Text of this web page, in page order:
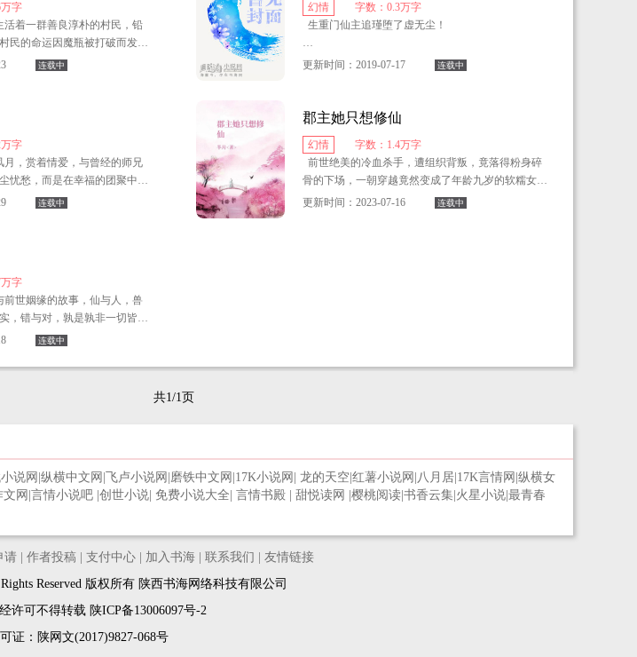
所以她拒绝了青梅竹马的玄月
的爱她更是当做了一种玩笑，
拥有了一个天才儿子，小娃娃
后一辈子。
幸福甜蜜的生活下去，殊不知
暗中筹谋着一场更大的战
世，万人之上妖皇归来。
鬼界正主回归。
了一步。”
了哪一步？”
字
活着一群善良淳朴的村民，铅
民的命运因魔瓶被打破而发生
，河水变黑，灾难降临，为拯
得对抗邪恶的力量。然而，蝴
千狼山以及杀手堡等敌人的威
战斗，互有胜负，伤亡惨重。
连载中
幻情
字数：0.3万字
生重门仙主追瑾堕了虚无尘！
承屹君不甘心，他和追瑾斗了几百年，还未有个结
折断龙根，耗损百年修为，三千青丝顷刻雪白，他
他做了一切，回来的不是那个高傲强势的追瑾，只
是什么也不记得，什么也不会的阿瑾……
更新时间：2019-07-17 连载中
字
月，赏着情爱，与曾经的师兄
忧愁，而是在幸福的团聚中，
的意义，在若何？
情节，去打开人们日常的发
的人物出场，收获得更多人生
象。我所爱的人，他们应该更
连载中
郡主她只想修仙
幻情
字数：1.4万字
前世绝美的冷血杀手，遭组织背叛，竟落得粉身碎
骨的下场，一朝穿越竟然变成了年龄九岁的软糯女娃
娃。和冷酷的俊美侍卫、阳光帅气的采药少年携手，
他们最终的归宿，究竟是续写……还是消逝……
更新时间：2023-07-16 连载中
字
前世姻缘的故事，仙与人，兽
，错与对，孰是孰非一切皆在
连载中
共1/1页
说网 纵横中文网 飞卢小说网 磨铁中文网 17K小说网 龙的天空 红薯小说网 八月居 17K言情网 纵横女
文网 言情小说吧 创世小说 免费小说大全 言情书殿 甜悦读网 樱桃阅读 书香云集 火星小说 最青春
请| 作者投稿| 支付中心| 加入书海| 联系我们
友情链接
Reserved 版权所有 陕西书海网络科技有限公司
许可不得转载 陕ICP备13006097号-2
证：陕网文(2017)9827-068号